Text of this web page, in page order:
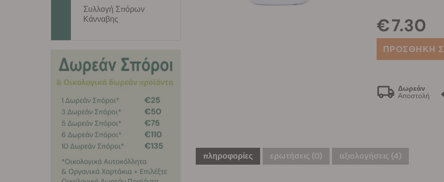
€ 7.30
ΠΡΟΣΘΗΚΗ
Δωρεάν
Αποστολή
πληροφορίες ερωτήσεις (0) αξιολογήσεις (4)
Συλλογή Σπόρων
Κάνναβης